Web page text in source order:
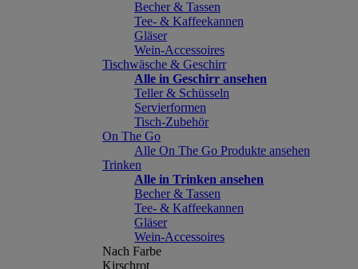
Becher & Tassen
Tee- & Kaffeekannen
Gläser
Wein-Accessoires
Tischwäsche & Geschirr
Alle in Geschirr ansehen
Teller & Schüsseln
Servierformen
Tisch-Zubehör
On The Go
Alle On The Go Produkte ansehen
Trinken
Alle in Trinken ansehen
Becher & Tassen
Tee- & Kaffeekannen
Gläser
Wein-Accessoires
Nach Farbe
Kirschrot